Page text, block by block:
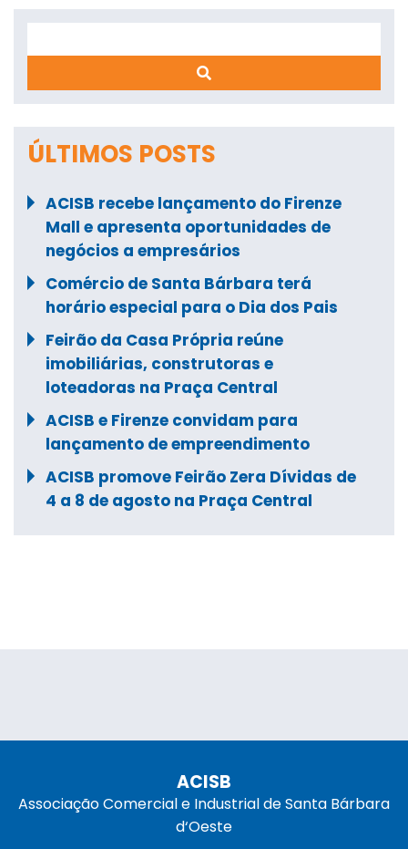
ÚLTIMOS POSTS
ACISB recebe lançamento do Firenze
Mall e apresenta oportunidades de
negócios a empresários
Comércio de Santa Bárbara terá
horário especial para o Dia dos Pais
Feirão da Casa Própria reúne
imobiliárias, construtoras e
loteadoras na Praça Central
ACISB e Firenze convidam para
lançamento de empreendimento
ACISB promove Feirão Zera Dívidas de
4 a 8 de agosto na Praça Central
ACISB
Associação Comercial e Industrial de Santa Bárbara
d‘Oeste